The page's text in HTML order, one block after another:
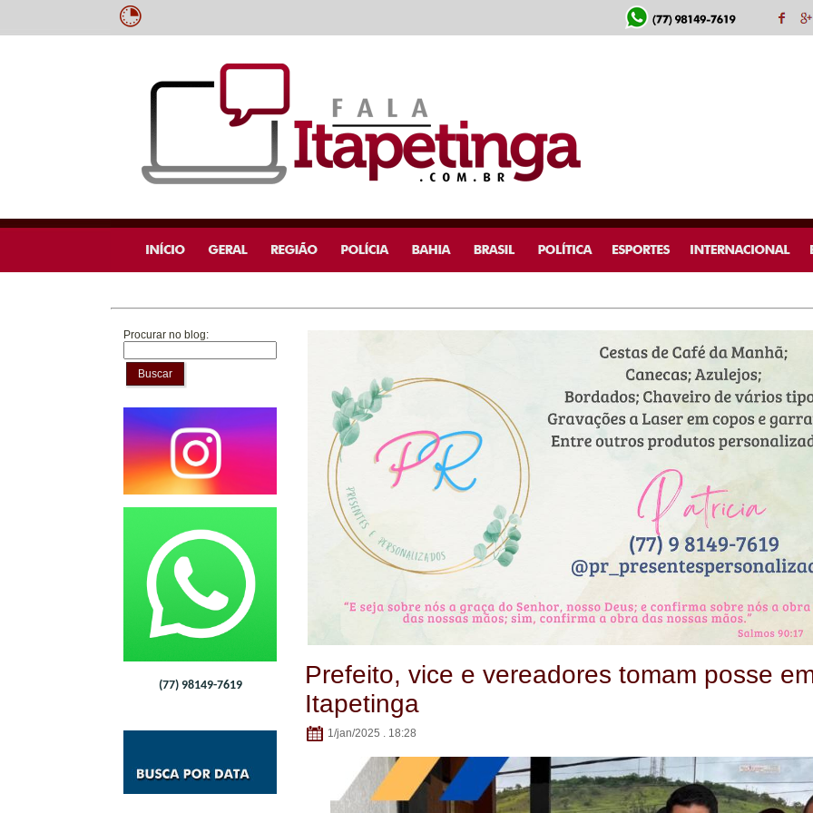
Procurar no blog:
Buscar
(77) 98149-7619
Prefeito, vice e vereadores tomam posse
Itapetinga
1/jan/2025 . 18:28